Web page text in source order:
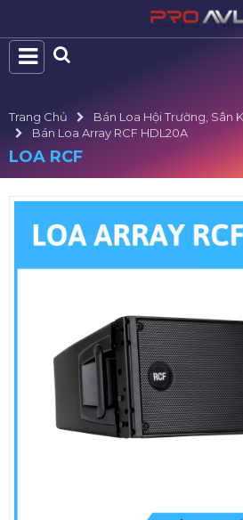
Trang Chủ Bán Loa Hội Trường, Sân
Bán Loa Array RCF HDL20A
LOA RCF